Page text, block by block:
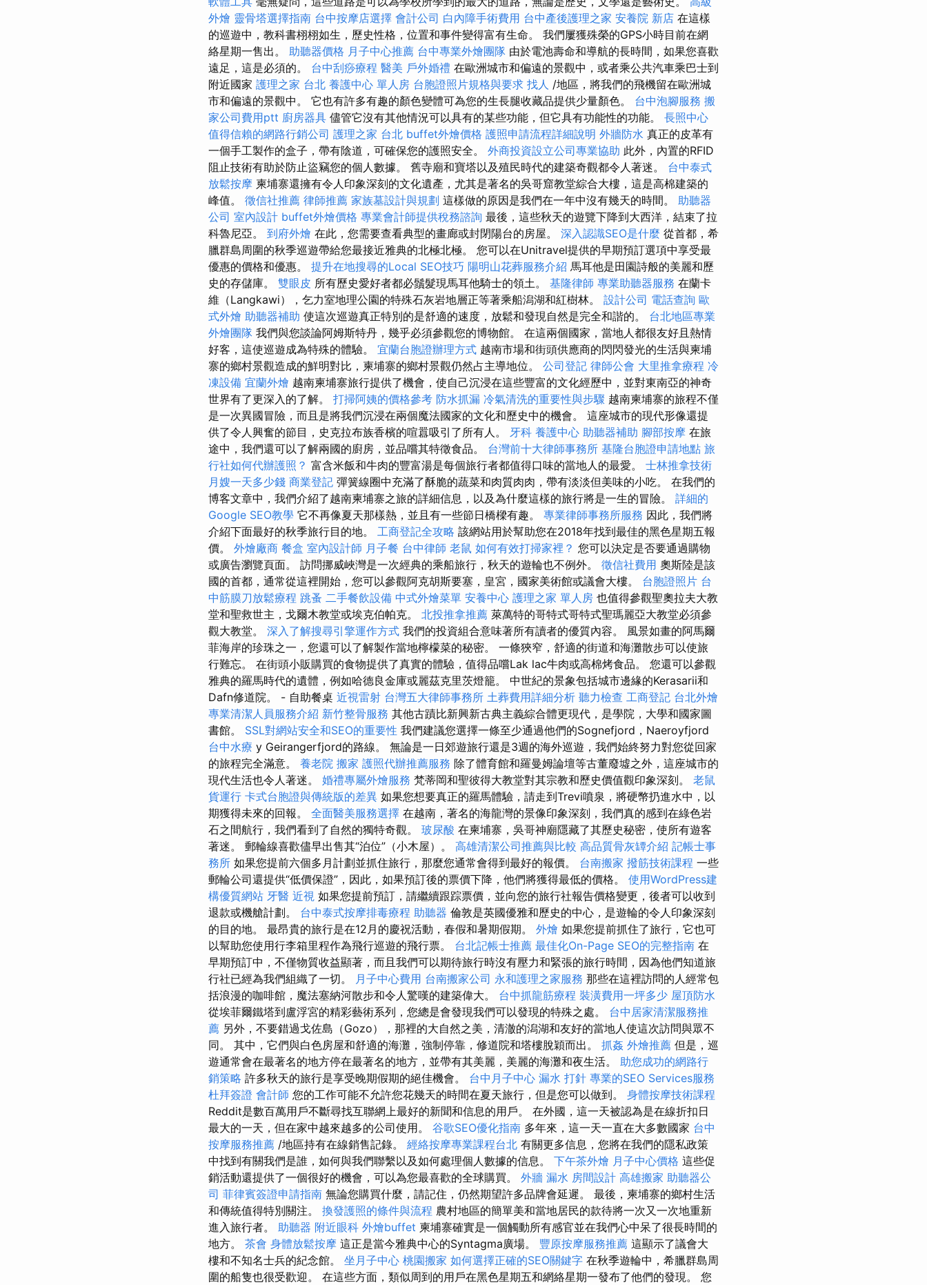
外燴 靈骨塔選擇指南 台中按摩店選擇 會計公司 白內障手術費用 台中產後護理之家 安養院 新店 在這樣
的巡遊中，教科書栩栩如生，歷史性格，位置和事件變得富有生命。 我們屢獲殊榮的GPS小時目前在網
絡星期一售出。 助聽器價格 月子中心推薦 台中專業外燴團隊 由於電池壽命和導航的長時間，如果您喜歡
遠足，這是必須的。 台中刮痧療程 醫美 戶外婚禮 在歐洲城市和偏遠的景觀中，或者乘公共汽車乘巴士到
附近國家 護理之家 台北 養護中心 單人房 台胞證照片規格與要求 找人 /地區，將我們的飛機留在歐洲城
市和偏遠的景觀中。 它也有許多有趣的顏色變體可為您的生長腿收藏品提供少量顏色。 台中泡腳服務 搬
家公司費用ptt 廚房器具 儘管它沒有其他情況可以具有的某些功能，但它具有功能性的功能。 長照中心
值得信賴的網路行銷公司 護理之家 台北 buffet外燴價格 護照申請流程詳細說明 外牆防水 真正的皮革有
一個手工製作的盒子，帶有陰道，可確保您的護照安全。 外商投資設立公司專業協助 此外，內置的RFID
阻止技術有助於防止盜竊您的個人數據。 舊寺廟和寶塔以及殖民時代的建築奇觀都令人著迷。 台中泰式
放鬆按摩 柬埔寨還擁有令人印象深刻的文化遺產，尤其是著名的吳哥窟教堂綜合大樓，這是高棉建築的
峰值。 徵信社推薦 律師推薦 家族墓設計與規劃 這樣做的原因是我們在一年中沒有幾天的時間。 助聽器
公司 室內設計 buffet外燴價格 專業會計師提供稅務諮詢 最後，這些秋天的遊覽下降到大西洋，結束了拉
科魯尼亞。 到府外燴 在此，您需要查看典型的畫廊或封閉陽台的房屋。 深入認識SEO是什麼 從首都，希
臘群島周圍的秋季巡遊帶給您最接近雅典的北極北極。 您可以在Unitravel提供的早期預訂選項中享受最
優惠的價格和優惠。 提升在地搜尋的Local SEO技巧 陽明山花葬服務介紹 馬耳他是田園詩般的美麗和歷
史的存儲庫。 雙眼皮 所有歷史愛好者都必鬚髮現馬耳他騎士的領土。 基隆律師 專業助聽器服務 在蘭卡
維（Langkawi），乞力室地理公園的特殊石灰岩地層正等著乘船潟湖和紅樹林。 設計公司 電話查詢 歐
式外燴 助聽器補助 使這次巡遊真正特別的是舒適的速度，放鬆和發現自然是完全和諧的。 台北地區專業
外燴團隊 我們與您談論阿姆斯特丹，幾乎必須參觀您的博物館。 在這兩個國家，當地人都很友好且熱情
好客，這使巡遊成為特殊的體驗。 宜蘭台胞證辦理方式 越南市場和街頭供應商的閃閃發光的生活與柬埔
寨的鄉村景觀造成的鮮明對比，柬埔寨的鄉村景觀仍然占主導地位。 公司登記 律師公會 大里推拿療程 冷
凍設備 宜蘭外燴 越南柬埔寨旅行提供了機會，使自己沉浸在這些豐富的文化經歷中，並對東南亞的神奇
世界有了更深入的了解。 打掃阿姨的價格參考 防水抓漏 冷氣清洗的重要性與步驟 越南柬埔寨的旅程不僅
是一次異國冒險，而且是將我們沉浸在兩個魔法國家的文化和歷史中的機會。 這座城市的現代形像還提
供了令人興奮的節目，史克拉布族香檳的喧囂吸引了所有人。 牙科 養護中心 助聽器補助 腳部按摩 在旅
途中，我們還可以了解兩國的廚房，並品嚐其特徵食品。 台灣前十大律師事務所 基隆台胞證申請地點 旅
行社如何代辦護照？ 富含米飯和牛肉的豐富湯是每個旅行者都值得口味的當地人的最愛。 士林推拿技術
月嫂一天多少錢 商業登記 彈簧線圈中充滿了酥脆的蔬菜和肉質肉肉，帶有淡淡但美味的小吃。 在我們的
博客文章中，我們介紹了越南柬埔寨之旅的詳細信息，以及為什麼這樣的旅行將是一生的冒險。 詳細的
Google SEO教學 它不再像夏天那樣熱，並且有一些節日橋樑有趣。 專業律師事務所服務 因此，我們將
介紹下面最好的秋季旅行目的地。 工商登記全攻略 該網站用於幫助您在2018年找到最佳的黑色星期五報
價。 外燴廠商 餐盒 室內設計師 月子餐 台中律師 老鼠 如何有效打掃家裡？ 您可以決定是否要通過購物
或廣告瀏覽頁面。 訪問挪威峽灣是一次經典的乘船旅行，秋天的遊輪也不例外。 徵信社費用 奧斯陸是該
國的首都，通常從這裡開始，您可以參觀阿克胡斯要塞，皇宮，國家美術館或議會大樓。 台胞證照片 台
中筋膜刀放鬆療程 跳蚤 二手餐飲設備 中式外燴菜單 安養中心 護理之家 單人房 也值得參觀聖奧拉夫大教
堂和聖救世主，戈爾木教堂或埃克伯帕克。 北投推拿推薦 萊萬特的哥特式哥特式聖瑪麗亞大教堂必須參
觀大教堂。 深入了解搜尋引擎運作方式 我們的投資組合意味著所有讀者的優質內容。 風景如畫的阿馬爾
菲海岸的珍珠之一，您還可以了解製作當地檸檬菜的秘密。 一條狹窄，舒適的街道和海灘散步可以使旅
行難忘。 在街頭小販購買的食物提供了真實的體驗，值得品嚐Lak lac牛肉或高棉烤食品。 您還可以參觀
雅典的羅馬時代的遺體，例如哈德良金庫或麗茲克里茨燈籠。 中世紀的景象包括城市邊緣的Kerasarii和
Dafn修道院。 - 自助餐桌 近視雷射 台灣五大律師事務所 土葬費用詳細分析 聽力檢查 工商登記 台北外燴
專業清潔人員服務介紹 新竹整骨服務 其他古蹟比新興新古典主義綜合體更現代，是學院，大學和國家圖
書館。 SSL對網站安全和SEO的重要性 我們建議您選擇一條至少通過他們的Sognefjord，Naeroyfjord
台中水療 y Geirangerfjord的路線。 無論是一日郊遊旅行還是3週的海外巡遊，我們始終努力對您從回家
的旅程完全滿意。 養老院 搬家 護照代辦推薦服務 除了體育館和羅曼姆論壇等古董廢墟之外，這座城市的
現代生活也令人著迷。 婚禮專屬外燴服務 梵蒂岡和聖彼得大教堂對其宗教和歷史價值觀印象深刻。 老鼠
貨運行 卡式台胞證與傳統版的差異 如果您想要真正的羅馬體驗，請走到Trevi噴泉，將硬幣扔進水中，以
期獲得未來的回報。 全面醫美服務選擇 在越南，著名的海龍灣的景像印象深刻，我們真的感到在綠色岩
石之間航行，我們看到了自然的獨特奇觀。 玻尿酸 在柬埔寨，吳哥神廟隱藏了其歷史秘密，使所有遊客
著迷。 郵輪線喜歡儘早出售其“泊位”（小木屋）。 高雄清潔公司推薦與比較 高品質骨灰罈介紹 記帳士事
務所 如果您提前六個多月計劃並抓住旅行，那麼您通常會得到最好的報價。 台南搬家 撥筋技術課程 一些
郵輪公司還提供“低價保證”，因此，如果預訂後的票價下降，他們將獲得最低的價格。 使用WordPress建
構優質網站 牙醫 近視 如果您提前預訂，請繼續跟踪票價，並向您的旅行社報告價格變更，後者可以收到
退款或機艙計劃。 台中泰式按摩排毒療程 助聽器 倫敦是英國優雅和歷史的中心，是遊輪的令人印象深刻
的目的地。 最昂貴的旅行是在12月的慶祝活動，春假和暑期假期。 外燴 如果您提前抓住了旅行，它也可
以幫助您使用行李箱里程作為飛行巡遊的飛行票。 台北記帳士推薦 最佳化On-Page SEO的完整指南 在
早期預訂中，不僅物質收益顯著，而且我們可以期待旅行時沒有壓力和緊張的旅行時間，因為他們知道旅
行社已經為我們組織了一切。
月子中心費用 台南搬家公司 永和護理之家服務 那些在這裡訪問的人經常包
括浪漫的咖啡館，魔法塞納河散步和令人驚嘆的建築偉大。 台中抓龍筋療程 裝潢費用一坪多少 屋頂防水
從埃菲爾鐵塔到盧浮宮的精彩藝術系列，您總是會發現我們可以發現的特殊之處。 台中居家清潔服務推
薦 另外，不要錯過戈佐島（Gozo），那裡的大自然之美，清澈的潟湖和友好的當地人使這次訪問與眾不
同。 其中，它們與白色房屋和舒適的海灘，強制停靠，修道院和塔樓脫穎而出。 抓姦 外燴推薦 但是，巡
遊通常會在最著名的地方停在最著名的地方，並帶有其美麗，美麗的海灘和夜生活。 助您成功的網路行
銷策略 許多秋天的旅行是享受晚期假期的絕佳機會。 台中月子中心 漏水 打針 專業的SEO Services服務
杜拜簽證 會計師 您的工作可能不允許您花幾天的時間在夏天旅行，但是您可以做到。 身體按摩技術課程
Reddit是數百萬用戶不斷尋找互聯網上最好的新聞和信息的用戶。 在外國，這一天被認為是在線折扣日
最大的一天，但在家中越來越多的公司使用。 谷歌SEO優化指南 多年來，這一天一直在大多數國家 台中
按摩服務推薦 /地區持有在線銷售記錄。 經絡按摩專業課程台北 有關更多信息，您將在我們的隱私政策
中找到有關我們是誰，如何與我們聯繫以及如何處理個人數據的信息。 下午茶外燴 月子中心價格 這些促
銷活動還提供了一個很好的機會，可以為您最喜歡的全球購買。 外牆 漏水 房間設計 高雄搬家 助聽器公
司 菲律賓簽證申請指南 無論您購買什麼，請記住，仍然期望許多品牌會延遲。 最後，柬埔寨的鄉村生活
和傳統值得特別關注。 換發護照的條件與流程 農村地區的簡單美和當地居民的款待將一次又一次地重新
進入旅行者。 助聽器 附近眼科 外燴buffet 柬埔寨確實是一個觸動所有感官並在我們心中呆了很長時間的
地方。 茶會 身體放鬆按摩 這正是當今雅典中心的Syntagma廣場。 豐原按摩服務推薦 這顯示了議會大
樓和不知名士兵的紀念館。 坐月子中心 桃園搬家 如何選擇正確的SEO關鍵字 在秋季遊輪中，希臘群島周
圍的船隻也很受歡迎。 在這些方面，類似周到的用戶在黑色星期五和網絡星期一發布了他們的發現。 您